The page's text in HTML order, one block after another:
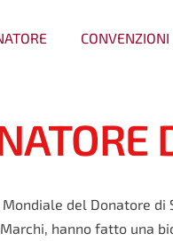
CONVENZIONI
del Donatore
hanno fatto una